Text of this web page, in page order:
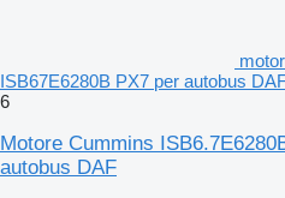
ISB67E6280B PX7 per autobus
6
Motore Cummins
autobus DAF